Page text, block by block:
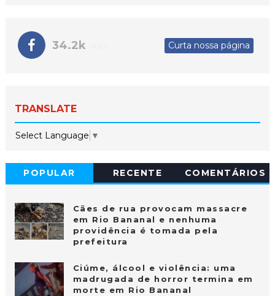
34.2k Curta nossa página
TRANSLATE
Select Language ▼
POPULAR RECENTE COMENTÁRIOS
Cães de rua provocam massacre
em Rio Bananal e nenhuma
providência é tomada pela
prefeitura
Ciúme, álcool e violência: uma
madrugada de horror termina em
morte em Rio Bananal